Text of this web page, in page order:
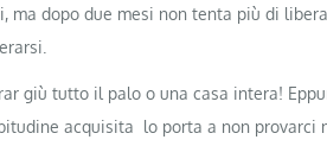
ma dopo due mesi non tenta più di
giù tutto il palo o una casa intera!
acquisita lo porta a non provarci